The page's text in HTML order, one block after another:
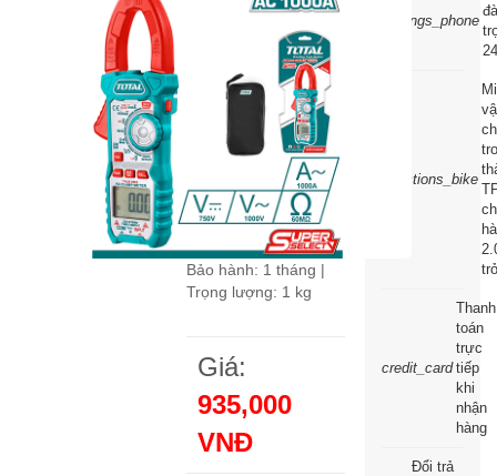
Ampe kìm đo
dòng DC Total
TMT4100041
Mã sản phẩm:TLA-
Thương hiệu:Total|
Tình trạng:Đang có
Bảo hành: 1 tháng |
Trọng lượng: 1 kg
Giá:
935,000
VNĐ
settings_phone
directions_bike
credit_card
Thanh
toán
trực
tiếp
khi
nhận
hàng
Đổi trả